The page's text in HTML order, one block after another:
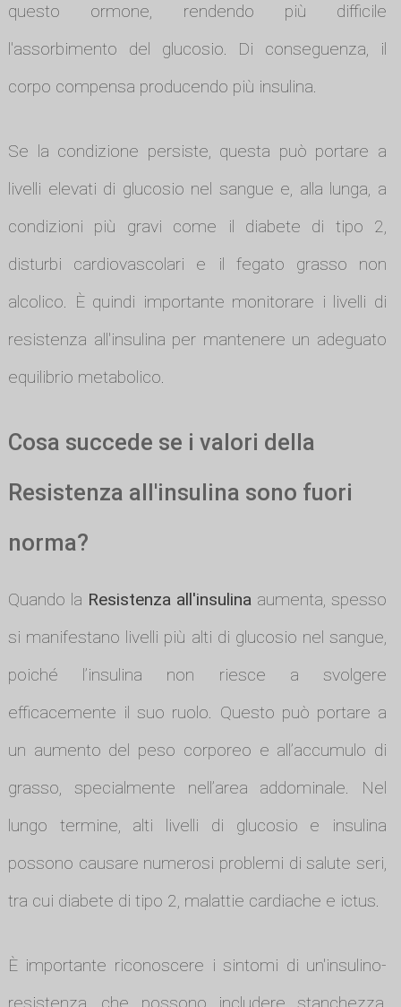
questo ormone, rendendo più difficile
l'assorbimento del glucosio. Di conseguenza, il
corpo compensa producendo più insulina.
Se la condizione persiste, questa può portare a
livelli elevati di glucosio nel sangue e, alla lunga, a
condizioni più gravi come il diabete di tipo 2,
disturbi cardiovascolari e il fegato grasso non
alcolico. È quindi importante monitorare i livelli di
resistenza all'insulina per mantenere un adeguato
equilibrio metabolico.
Cosa succede se i valori della
Resistenza all'insulina sono fuori
norma?
Quando la Resistenza all'insulina aumenta, spesso
si manifestano livelli più alti di glucosio nel sangue,
poiché l’insulina non riesce a svolgere
efficacemente il suo ruolo. Questo può portare a
un aumento del peso corporeo e all’accumulo di
grasso, specialmente nell’area addominale. Nel
lungo termine, alti livelli di glucosio e insulina
possono causare numerosi problemi di salute seri,
tra cui diabete di tipo 2, malattie cardiache e ictus.
È importante riconoscere i sintomi di un'insulino-